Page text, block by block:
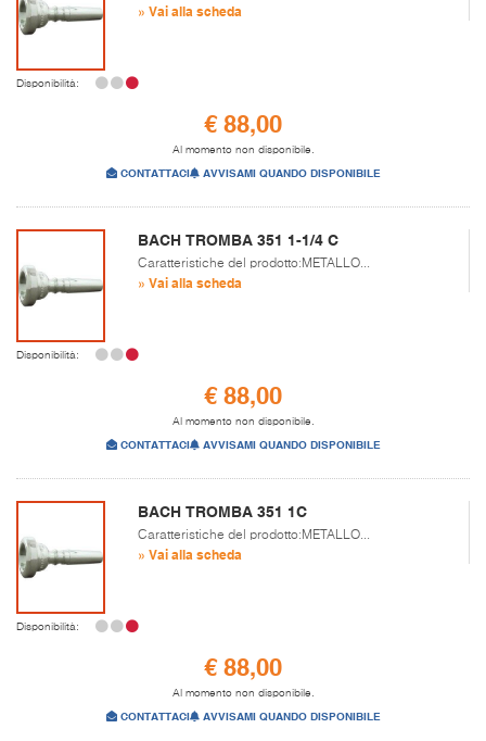
» Vai alla scheda
Disponibilità:
€ 88,00
Al momento non disponibile.
CONTATTACI AVVISAMI QUANDO DISPONIBILE
BACH TROMBA 351 1-1/4 C
Caratteristiche del prodotto:METALLO...
» Vai alla scheda
Disponibilità:
€ 88,00
Al momento non disponibile.
CONTATTACI AVVISAMI QUANDO DISPONIBILE
BACH TROMBA 351 1C
Caratteristiche del prodotto:METALLO...
» Vai alla scheda
Disponibilità:
€ 88,00
Al momento non disponibile.
CONTATTACI AVVISAMI QUANDO DISPONIBILE